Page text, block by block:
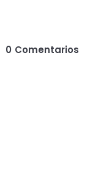
0 Comentarios